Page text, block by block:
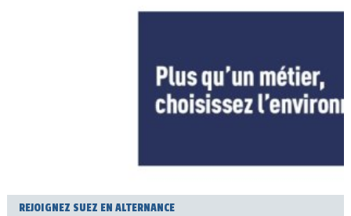
REJOIGNEZ SUEZ EN ALTERNANCE